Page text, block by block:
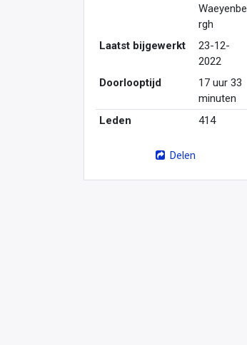
Waeyenbe
rgh
Laatst bijgewerkt
23-12-
2022
Doorlooptijd
17 uur 33
minuten
Leden
414
Delen